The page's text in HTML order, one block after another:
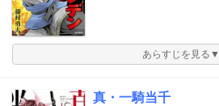
あらすじを見る▼
真・一騎当千